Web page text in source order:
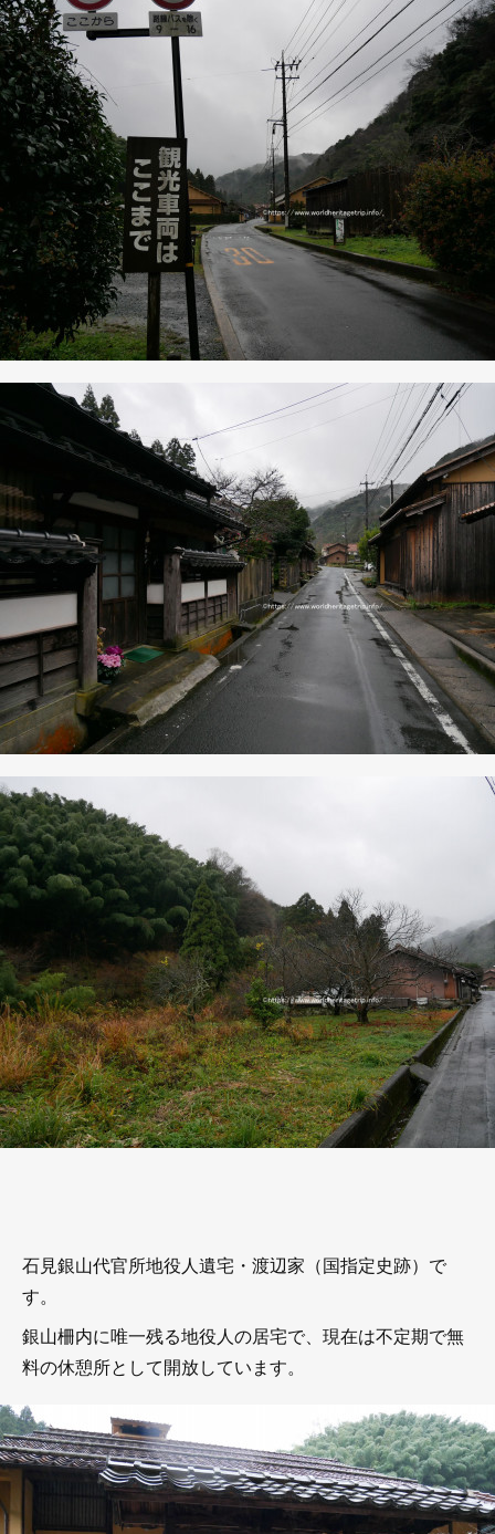
石見銀山代官所地役人遺宅・渡辺家（国指定史跡）で
す。
銀山柵内に唯一残る地役人の居宅で、現在は不定期で無
料の休憩所として開放しています。